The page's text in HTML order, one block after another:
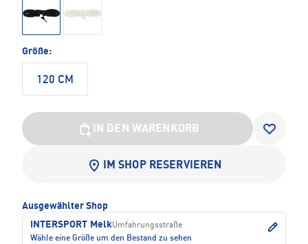
Größe:
120 CM
IN DEN WARENKORB
IM SHOP RESERVIEREN
Ausgewählter Shop
INTERSPORT MelkUmfahrungsstraße
Wähle eine Größe um den Bestand zu sehen